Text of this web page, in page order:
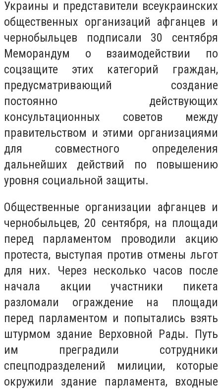
Украины и представители всеукраинских
общественных организаций афганцев и
чернобыльцев подписали 30 сентября
Меморандум о взаимодействии по
соцзащите этих категорий граждан,
предусматривающий создание
постоянно действующих
консультационных советов между
правительством и этими организациями
для совместного определения
дальнейших действий по повышению
уровня социальной защиты.
Общественные организации афганцев и
чернобыльцев, 20 сентября, на площади
перед парламентом проводили акцию
протеста, выступая против отмены льгот
для них. Через несколько часов после
начала акции участники пикета
разломали ограждение на площади
перед парламентом и попытались взять
штурмом здание Верховной Рады. Путь
им преградили сотрудники
спецподразделений милиции, которые
окружили здание парламента, входные